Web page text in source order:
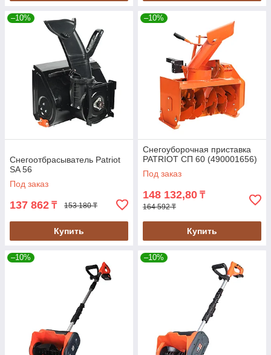
–10%
Снегоотбрасыватель Patriot
SA 56
Под заказ
137 862 ₸ 153 180 ₸
Купить
–10%
Снегоуборочная приставка
PATRIOT СП 60 (490001656)
Под заказ
148 132,80 ₸
164 592 ₸
Купить
–10% –10%